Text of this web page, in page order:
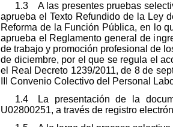
1.3 A las presentes pruebas
aprueba el Texto Refundido de la Ley
Reforma de la Función Pública, en lo
aprueba el Reglamento general de
de trabajo y promoción profesional de
de diciembre, por el que se regula el
el Real Decreto 1239/2011, de 8 de
III Convenio Colectivo del Personal
1.4 La presentación de la
U02800251, a través de registro